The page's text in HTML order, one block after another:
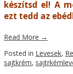
készítsd el! A
ezt tedd az
Read More →
Posted in Levesek,
sajtkrém,